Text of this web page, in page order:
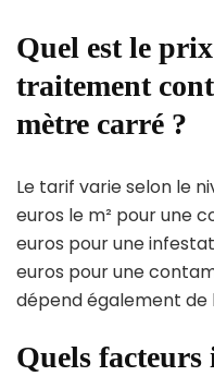
Quel est le
traitement
mètre carré ?
Le tarif varie selon le
euros le m² pour une
euros pour une
euros pour une
dépend également de
Quels